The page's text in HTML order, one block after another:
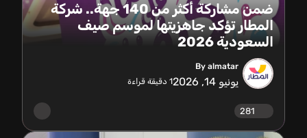
ضمن مشاركة أكثر من 140 جهة.. شركة
المطار تؤكد جاهزيتها لموسم صيف
السعودية 2026
By almatar
يونيو 14, 2026 1 دقيقة قراءة